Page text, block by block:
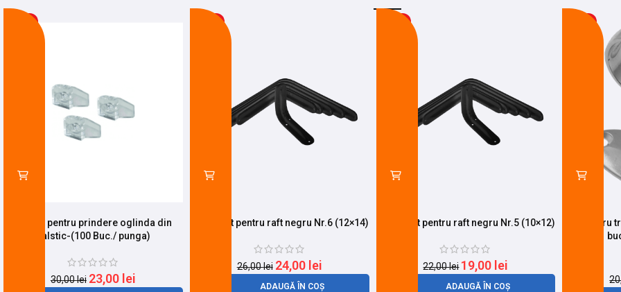
Suport pentru prindere oglinda din
palstic-(100 Buc./ punga)
30,00lei 23,00 lei
Suport lat pentru raft negru Nr.6 (12×14)
26,00lei 24,00 lei
ADAUGĂ ÎN COȘ
Suport lat pentru raft negru Nr.5 (10×12)
22,00lei 19,00 lei
ADAUGĂ ÎN COȘ
Teu pentru